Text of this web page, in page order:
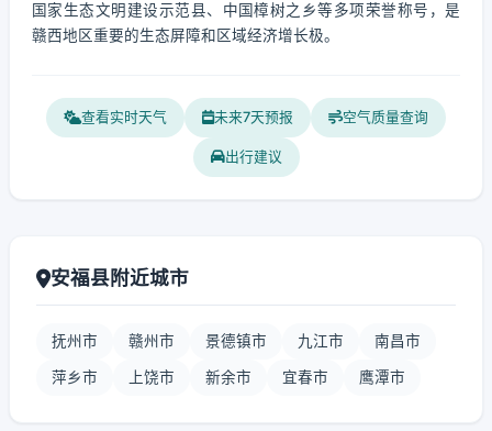
国家生态文明建设示范县、中国樟树之乡等多项荣誉称号，是
赣西地区重要的生态屏障和区域经济增长极。
查看实时天气 未来7天预报 空气质量查询
出行建议
安福县附近城市
抚州市 赣州市 景德镇市 九江市 南昌市
萍乡市 上饶市 新余市 宜春市 鹰潭市